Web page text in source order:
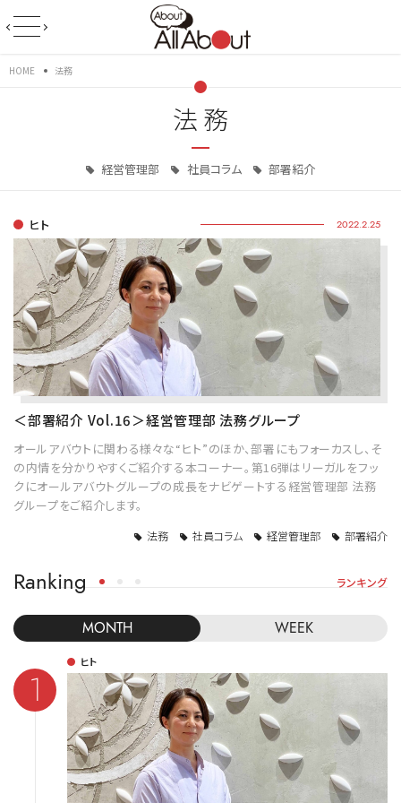
HOME 法務
法務
経営管理部 社員コラム 部署紹介
ヒト 2022.2.25
＜部署紹介 Vol.16＞経営管理部 法務グループ
オールアバウトに関わる様々な“ヒト”のほか、部署にもフォーカスし、そ
の内情を分かりやすくご紹介する本コーナー。第16弾はリーガルをフッ
クにオールアバウトグループの成長をナビゲートする経営管理部 法務
グループをご紹介します。
法務 社員コラム 経営管理部 部署紹介
Ranking ランキング
MONTH WEEK
ヒト